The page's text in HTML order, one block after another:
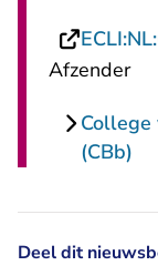
Afzender
College
(CBb)
Deel dit